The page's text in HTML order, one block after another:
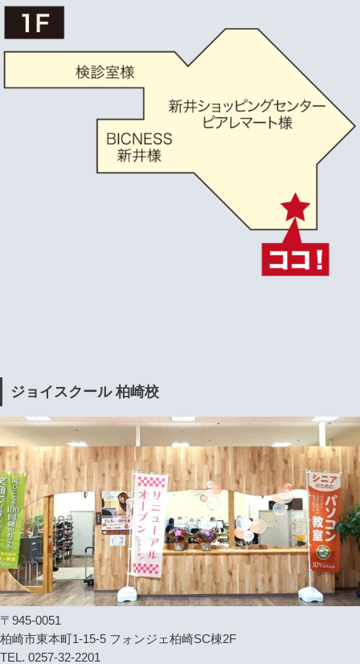
ジョイスクール 柏崎校
〒945-0051
柏崎市東本町1-15-5 フォンジェ柏崎SC棟2F
TEL. 0257-32-2201